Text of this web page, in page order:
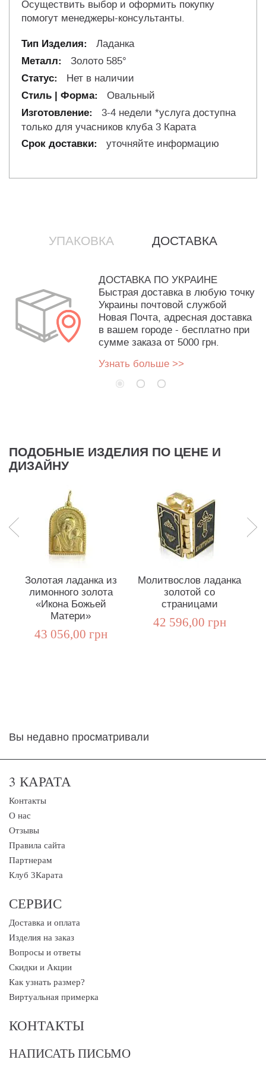
Осуществить выбор и оформить покупку
помогут менеджеры-консультанты.
Ладанка
Золото 585°
Нет в наличии
Овальный
3-4 недели *услуга доступна
только для учасников клуба 3 Карата
уточняйте информацию
УПАКОВКА ДОСТАВКА
ДОСТАВКА ПО УКРАИНЕ
Быстрая доставка в любую точку
Украины почтовой службой
Новая Почта, адресная доставка
в вашем городе - бесплатно при
сумме заказа от 5000 грн.
Узнать больше >>
ПОДОБНЫЕ ИЗДЕЛИЯ ПО ЦЕНЕ И
ДИЗАЙНУ
Золотая ладанка из
лимонного золота
«Икона Божьей
Матери»
43 056,00 грн
Молитвослов ладанка
золотой со
страницами
42 596,00 грн
Вы недавно просматривали
3 КАРАТА
Контакты
О нас
Отзывы
Правила сайта
Партнерам
Клуб 3Карата
СЕРВИС
Доставка и оплата
Изделия на заказ
Вопросы и ответы
Скидки и Акции
Как узнать размер?
Виртуальная примерка
КОНТАКТЫ
НАПИСАТЬ ПИСЬМО